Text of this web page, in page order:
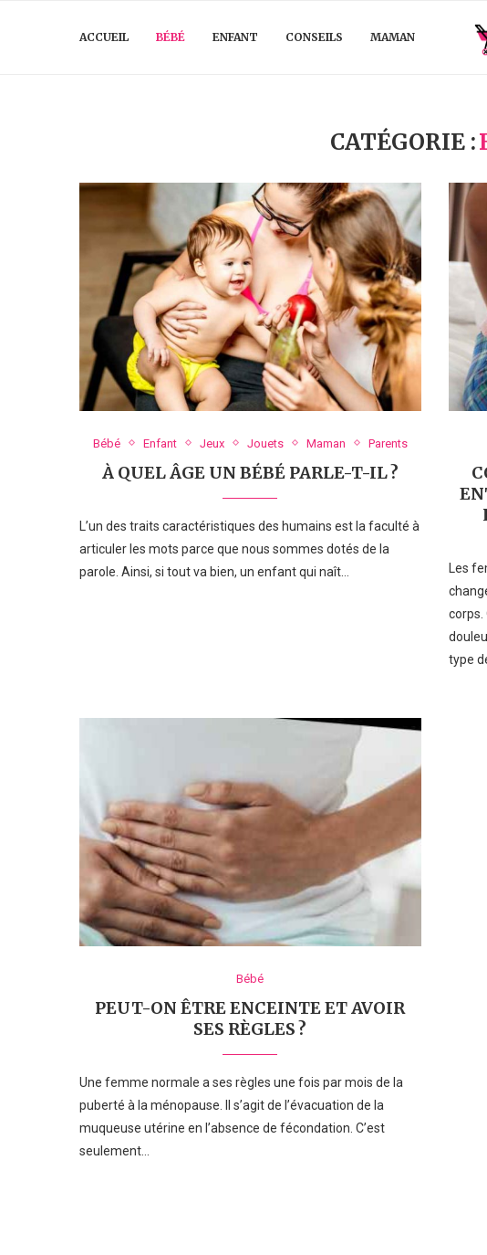
ACCUEIL BÉBÉ ENFANT CONSEILS MAMAN
CATÉGORIE :
Bébé Enfant Jeux Jouets Maman Parents
À QUEL ÂGE UN BÉBÉ PARLE-T-IL ?
L’un des traits caractéristiques des humains est la faculté à
articuler les mots parce que nous sommes dotés de la
parole. Ainsi, si tout va bien, un enfant qui naît…
Les
corps.
type
Bébé
PEUT-ON ÊTRE ENCEINTE ET AVOIR
SES RÈGLES ?
Une femme normale a ses règles une fois par mois de la
puberté à la ménopause. Il s’agit de l’évacuation de la
muqueuse utérine en l’absence de fécondation. C’est
seulement…